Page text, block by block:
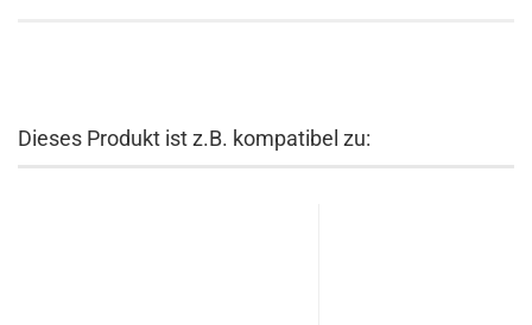
Dieses Produkt ist z.B. kompatibel zu: